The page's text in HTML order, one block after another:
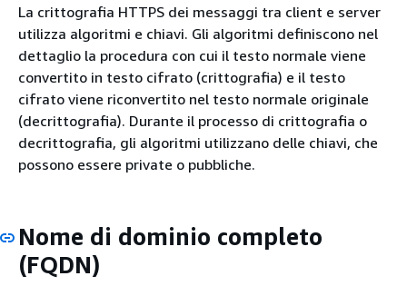
La crittografia HTTPS dei messaggi tra client e server
utilizza algoritmi e chiavi. Gli algoritmi definiscono nel
dettaglio la procedura con cui il testo normale viene
convertito in testo cifrato (crittografia) e il testo
cifrato viene riconvertito nel testo normale originale
(decrittografia). Durante il processo di crittografia o
decrittografia, gli algoritmi utilizzano delle chiavi, che
possono essere private o pubbliche.
Nome di dominio completo
(FQDN)